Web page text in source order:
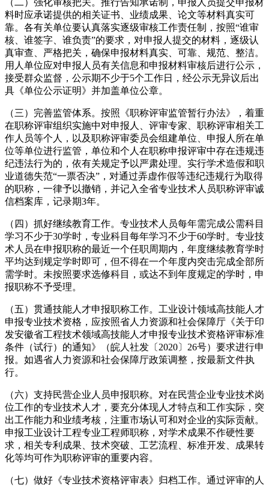
（二）强化审核把关。推行告知承诺制，申报人员提交申报材
料时应承诺提供的相关证书、业绩成果、论文等材料真实可
靠。各有关单位要认真落实逐级审核工作责任制，按照“谁审
核、谁签字、谁负责”的要求，对申报人提交的材料，逐级认
真审查、严格把关，确保申报材料真实、可靠、规范、整洁。
用人单位应对申报人员有关信息和申报材料审核后进行公示，
接受群众监督，公示期不少于5个工作日，经公示无异议后出
具《单位公示证明》并加盖单位公章。
（三）完善监管体系。按照《职称评审监管暂行办法》，着重
在职称评审组织实施中对申报人、评审专家、职称评审相关工
作人员等个人，以及职称评审委员会组建单位、申报人所在单
位等单位进行监管，单位和个人在职称申报评审中存在违规违
纪违法行为的，依有关规定予以严肃处理。实行学术造假和职
业道德失范“一票否决”，对通过弄虚作假等违纪违规行为取得
的职称，一律予以撤销，并记入全省专业技术人员职称评审诚
信档案库，记录期3年。
（四）抓好继续教育工作。专业技术人员每年需完成公需科目
学习不少于30学时，专业科目每年学习不少于60学时。专业技
术人员在申报职称的最近一个任职周期内，年度继续教育学时
平均达到规定学时即可，但不得在一个年度内突击完成全部所
需学时。未按照要求选修科目，或达不到年度规定的学时，申
报职称不予受理。
（五）贯通技能人才申报职称工作。工业设计领域高技能人才
申报专业技术资格，应按照省人力资源和社会保障厅《关于印
发安徽省工程技术领域高技能人才申报专业技术资格评审标准
条件（试行）的通知》（皖人社发〔2020〕26号）要求进行申
报。如遇省人力资源和社会保障厅政策调整，按最新文件执
行。
（六）支持民营企业人员申报职称。对在民营企业专业技术岗
位工作的专业技术人才，要充分体现人才特点和工作实际，突
出工作能力和业绩考核，注重市场认可和对企业的实际贡献。
申报工业设计工程专业工程师职称，对学术成果不作硬性要
求，相关专利成果、技术突破、工艺流程、标准开发、成果转
化等均可作为职称评审的重要内容。
（七）做好《专业技术资格评审表》归档工作。通过评审的人